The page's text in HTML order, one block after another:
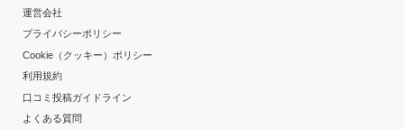
運営会社
プライバシーポリシー
Cookie（クッキー）ポリシー
利用規約
口コミ投稿ガイドライン
よくある質問